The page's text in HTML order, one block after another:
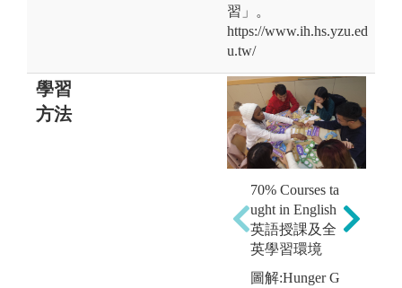
習」。
https://www.ih.hs.yzu.ed
u.tw/
學習
方法
70% Courses ta
ught in English
英語授課及全
英學習環境
圖解:Hunger G